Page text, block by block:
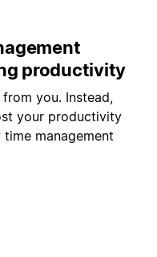
productivity
you. Instead,
your productivity
management